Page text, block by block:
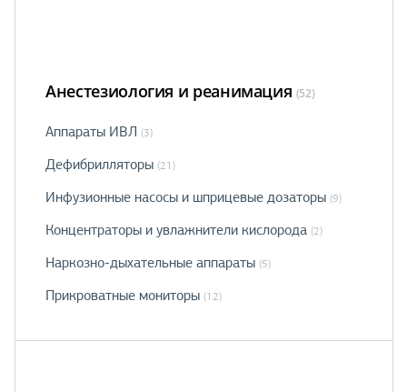
Анестезиология и реанимация (52)
Аппараты ИВЛ (3)
Дефибрилляторы (21)
Инфузионные насосы и шприцевые дозаторы (9)
Концентраторы и увлажнители кислорода (2)
Наркозно-дыхательные аппараты (5)
Прикроватные мониторы (12)